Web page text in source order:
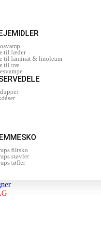
til læder
til laminat & linoleum
til træ
filtsko
støvler
tøfler